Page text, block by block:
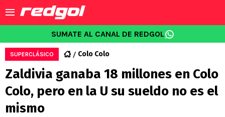
SUMATE AL CANAL DE REDGOL
SUPERCLÁSICO Colo Colo
Zaldivia ganaba 18 millones en Colo
Colo, pero en la U su sueldo no es el
mismo